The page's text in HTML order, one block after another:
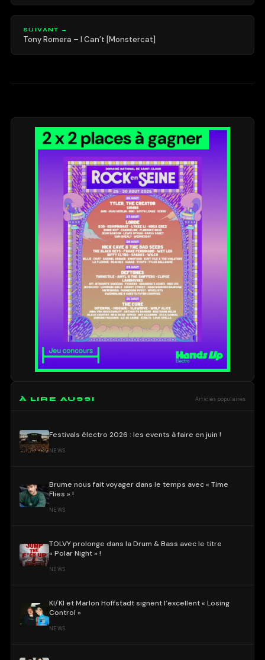
SUIVANT →
Tony Romera – I Can’t [Monstercat]
À LIRE AUSSI Articles populaires
Festivals électro 2026 : les events à faire en juin !
NEWS
Brume nous fait voyager dans le temps avec « Time
Flies » !
NEWS
TOLVY prolonge dans la Drum & Bass avec le titre
« Polar Night » !
NEWS
KI/KI et Marlon Hoffstadt signent l’excellent « Losing
Control »
NEWS